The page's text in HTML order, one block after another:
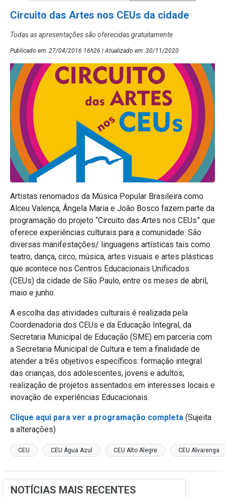
Circuito das Artes nos CEUs da cidade
Todas as apresentações são oferecidas gratuitamente
Publicado em: 27/04/2016 16h26 | Atualizado em: 30/11/2020
Artistas renomados da Música Popular Brasileira como
Alceu Valença, Ângela Maria e João Bosco fazem parte da
programação do projeto “Circuito das Artes nos CEUs” que
oferece experiências culturais para a comunidade. São
diversas manifestações/ linguagens artísticas tais como
teatro, dança, circo, música, artes visuais e artes plásticas
que acontece nos Centros Educacionais Unificados
(CEUs) da cidade de São Paulo, entre os meses de abril,
maio e junho.
A escolha das atividades culturais é realizada pela
Coordenadoria dos CEUs e da Educação Integral, da
Secretaria Municipal de Educação (SME) em parceria com
a Secretaria Municipal de Cultura e tem a finalidade de
atender a três objetivos específicos: formação integral
das crianças, dos adolescentes, jovens e adultos;
realização de projetos assentados em interesses locais e
inovação de experiências Educacionais.
Clique aqui para ver a programação completa (Sujeita
a alterações)
CEU CEU Água Azul CEU Alto Alegre CEU Alvarenga
NOTÍCIAS MAIS RECENTES